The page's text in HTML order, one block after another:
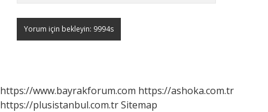
https://www.bayrakforum.com https://ashoka.com.tr
https://plusistanbul.com.trSitemap